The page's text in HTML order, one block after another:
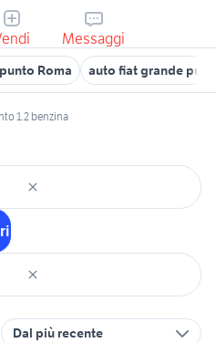
Messaggi
Roma auto fiat grande
1.2 benzina
Dal più recente